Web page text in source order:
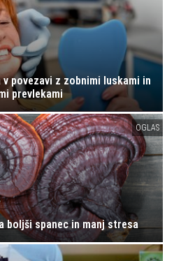
povezavi z zobnimi luskami in
prevlekami
OGLAS
boljši spanec in manj stresa